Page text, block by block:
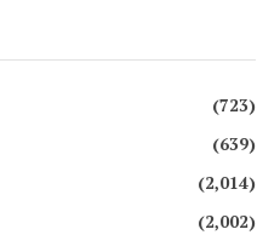
(723)
(639)
(2,014)
(2,002)